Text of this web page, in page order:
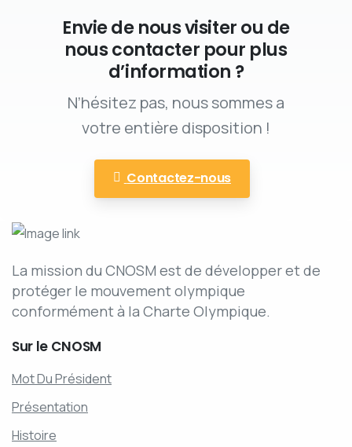
Envie de nous visiter ou de
nous contacter pour plus
d’information ?
N’hésitez pas, nous sommes a
votre entière disposition !
Contactez-nous
La mission du CNOSM est de développer et de
protéger le mouvement olympique
conformément à la Charte Olympique.
Sur le CNOSM
Mot Du Président
Présentation
Histoire